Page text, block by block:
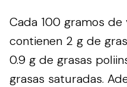
Cada 100 gramos de
contienen 2 g de
0.9 g de grasas
grasas saturadas.